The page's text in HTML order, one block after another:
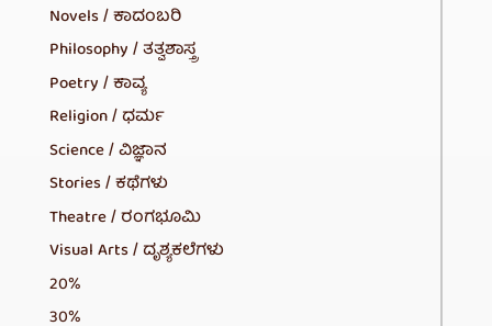
Novels / ಕಾದಂಬರಿ
Philosophy / ತತ್ವಶಾಸ್ತ್ರ
Poetry / ಕಾವ್ಯ
Religion / ಧರ್ಮ
Science / ವಿಜ್ಞಾನ
Stories / ಕಥೆಗಳು
Theatre / ರಂಗಭೂಮಿ
Visual Arts / ದೃಶ್ಯಕಲೆಗಳು
20%
30%